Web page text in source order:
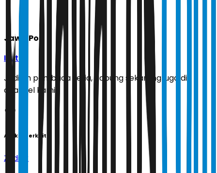
Jawa Pos
Ikuti
Jadilah pembaca setia, gabung sekarang juga di
channel kami!
Artikel Terkait
Zodiak